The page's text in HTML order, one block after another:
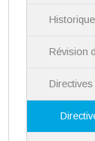
Historique
Révision
Directives